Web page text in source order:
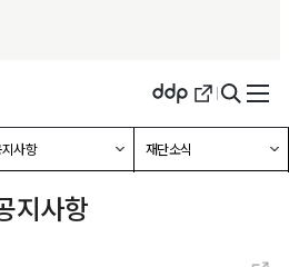
사항 재단소식
지사항